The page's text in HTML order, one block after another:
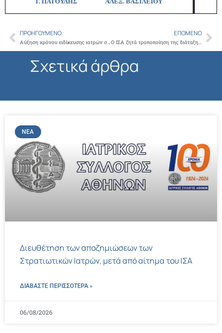
Prev
ΠΡΟΗΓΟΎΜΕΝΟ
Αύξηση χρόνου ειδίκευσης ιατρών στην ειδικότητα της νευρολογίας από τη νευρολογική κλινική του 251 Γενικού Νοσοκομείου Αεροπορίας
ΕΠΌΜΕΝΟ
Ο ΙΣΑ ζητά τροποποίηση της διάταξης για την παράταση των ειδικευόμενων ιατρών που έχουν ολοκληρώσει τον χρόνο ειδίκευσής τους στα νοσοκομεία
Σχετικά άρθρα
ΝΈΑ
Διευθέτηση των αποζημιώσεων των
Στρατιωτικών Ιατρών, μετά από αίτημα του ΙΣΑ
ΔΙΑΒΑΣΤΕ ΠΕΡΙΣΣΌΤΕΡΑ »
06/08/2026